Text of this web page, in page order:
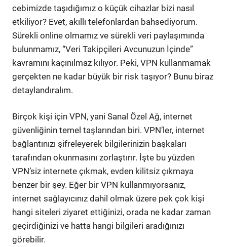
cebimizde taşıdığımız o küçük cihazlar bizi nasıl
etkiliyor? Evet, akıllı telefonlardan bahsediyorum.
Sürekli online olmamız ve sürekli veri paylaşımında
bulunmamız, “Veri Takipçileri Avcunuzun İçinde”
kavramını kaçınılmaz kılıyor. Peki, VPN kullanmamak
gerçekten ne kadar büyük bir risk taşıyor? Bunu biraz
detaylandıralım.
Birçok kişi için VPN, yani Sanal Özel Ağ, internet
güvenliğinin temel taşlarından biri. VPN’ler, internet
bağlantınızı şifreleyerek bilgilerinizin başkaları
tarafından okunmasını zorlaştırır. İşte bu yüzden
VPN’siz internete çıkmak, evden kilitsiz çıkmaya
benzer bir şey. Eğer bir VPN kullanmıyorsanız,
internet sağlayıcınız dahil olmak üzere pek çok kişi
hangi siteleri ziyaret ettiğinizi, orada ne kadar zaman
geçirdiğinizi ve hatta hangi bilgileri aradığınızı
görebilir.